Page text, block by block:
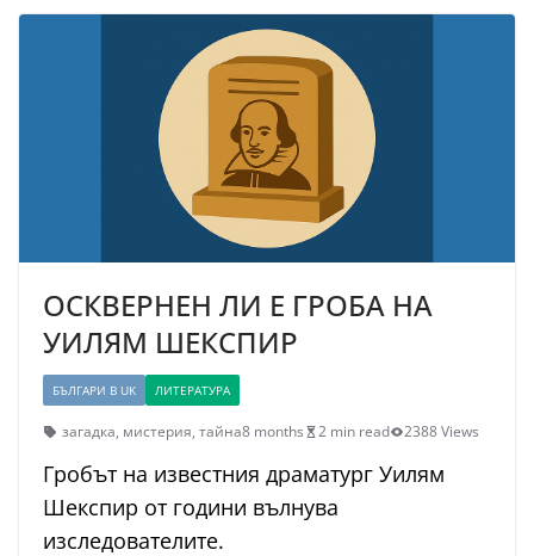
ОСКВЕРНЕН ЛИ Е ГРОБА НА
УИЛЯМ ШЕКСПИР
БЪЛГАРИ В UK ЛИТЕРАТУРА
загадка, мистерия, тайна8 months 2 min read 2388 Views
Гробът на известния драматург Уилям
Шекспир от години вълнува
изследователите.